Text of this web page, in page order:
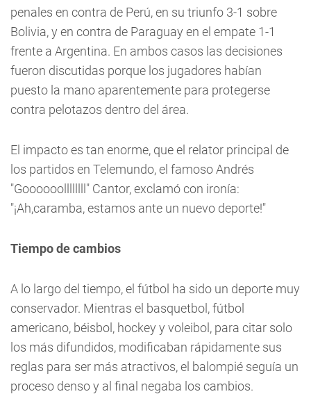
penales en contra de Perú, en su triunfo 3-1 sobre
Bolivia, y en contra de Paraguay en el empate 1-1
frente a Argentina. En ambos casos las decisiones
fueron discutidas porque los jugadores habían
puesto la mano aparentemente para protegerse
contra pelotazos dentro del área.
El impacto es tan enorme, que el relator principal de
los partidos en Telemundo, el famoso Andrés
"Goooooollllllll" Cantor, exclamó con ironía:
"¡Ah,caramba, estamos ante un nuevo deporte!"
Tiempo de cambios
A lo largo del tiempo, el fútbol ha sido un deporte muy
conservador. Mientras el basquetbol, fútbol
americano, béisbol, hockey y voleibol, para citar solo
los más difundidos, modificaban rápidamente sus
reglas para ser más atractivos, el balompié seguía un
proceso denso y al final negaba los cambios.